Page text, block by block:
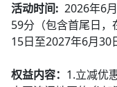
活动时间: 2026年6
59分（包含首尾日
15日至2027年6月30
权益内容： 1.立减优